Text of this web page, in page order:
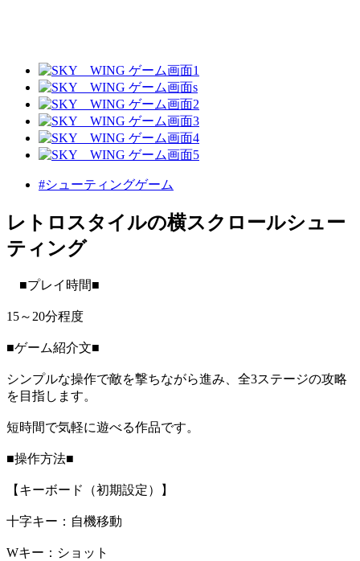
#シューティングゲーム
レトロスタイルの横スクロールシュー
ティング
■プレイ時間■
15～20分程度
■ゲーム紹介文■
シンプルな操作で敵を撃ちながら進み、全3ステージの攻略
を目指します。
短時間で気軽に遊べる作品です。
■操作方法■
【キーボード（初期設定）】
十字キー：自機移動
Wキー：ショット